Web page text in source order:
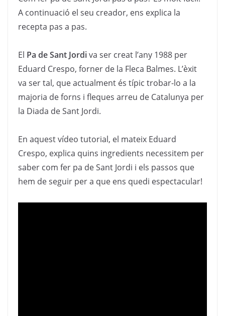
A continuació el seu creador, ens explica la
recepta pas a pas.
El Pa de Sant Jordiva ser creat l’any 1988 per
Eduard Crespo, forner de la Fleca Balmes. L’èxit
va ser tal, que actualment és típic trobar-lo a la
majoria de forns i fleques arreu de Catalunya per
la Diada de Sant Jordi.
En aquest vídeo tutorial, el mateix Eduard
Crespo, explica quins ingredients necessitem per
saber com fer pa de Sant Jordi i els passos que
hem de seguir per a que ens quedi espectacular!